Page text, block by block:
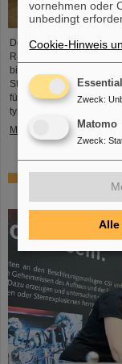
Der GSI/FAIR-
Rahmen der
biologische
Strahlenforschung mit
für herausragende
typischerweise für ein
Mehr »
in Berlin: GSI
vornehmen oder
unbedingt
Cookie-Hinweis
Zweck:
Matomo
Zweck:
Alle